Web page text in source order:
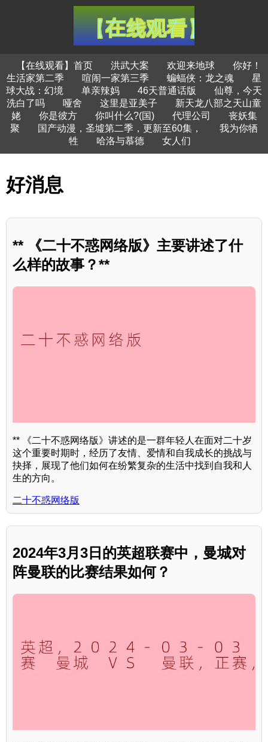
【在线观看】首页 洪武大案 欢迎来地球
你好！
生活家第二季
喧闹一家第三季 蝙蝠侠：龙之魂
星
球大战：幻境
单亲辣妈 46天普通话版
仙尊，今天
洗白了吗
哑舍 这里是亚美子
新天龙八部之天山童
姥
你是彼方 你叫什么?(国) 代理公司
丧妖集
聚
国产动漫，圣墟第二季，更新至60集，
我为你牺
牲
哈洛与慕德 女人们
好消息
** 《二十不惑网络版》主要讲述了什
么样的故事？**
** 《二十不惑网络版》讲述的是一群年轻人在面对二十岁
这个重要时期时，经历了友情、爱情和自我成长的挑战与
抉择，展现了他们如何在纷繁复杂的生活中找到自我和人
生的方向。
二十不惑网络版
2024年3月3日的英超联赛中，曼城对
阵曼联的比赛结果如何？